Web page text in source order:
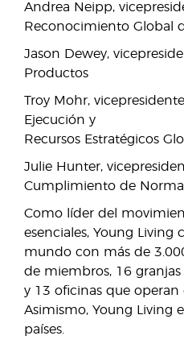
Andrea Neipp,
Reconocimiento Global
Jason Dewey,
Productos
Troy Mohr,
Ejecución y
Recursos Estratégicos
Julie Hunter,
Cumplimiento de
Como líder del
esenciales, Young Living
mundo con más de
de miembros, 16 granjas
y 13 oficinas que operan
Asimismo, Young Living
países.